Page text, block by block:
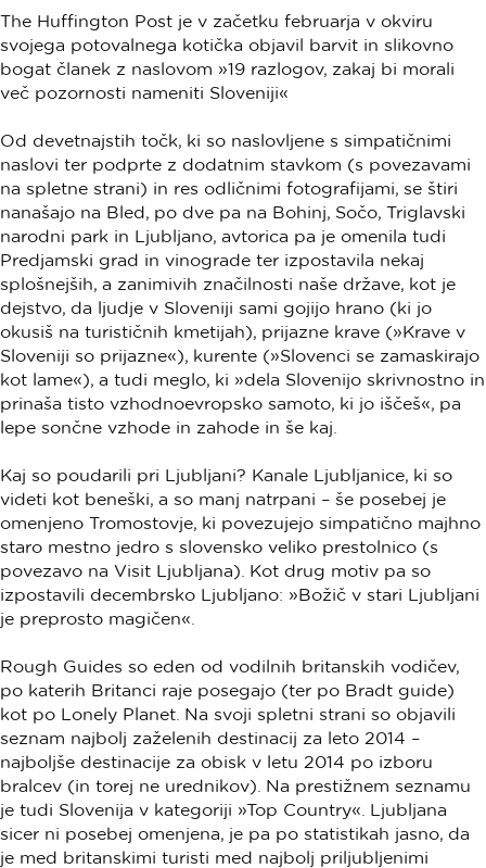
The Huffington Post je v začetku februarja v okviru
svojega potovalnega kotička objavil barvit in slikovno
bogat članek z naslovom »19 razlogov, zakaj bi morali
več pozornosti nameniti Sloveniji«
Od devetnajstih točk, ki so naslovljene s simpatičnimi
naslovi ter podprte z dodatnim stavkom (s povezavami
na spletne strani) in res odličnimi fotografijami, se štiri
nanašajo na Bled, po dve pa na Bohinj, Sočo, Triglavski
narodni park in Ljubljano, avtorica pa je omenila tudi
Predjamski grad in vinograde ter izpostavila nekaj
splošnejših, a zanimivih značilnosti naše države, kot je
dejstvo, da ljudje v Sloveniji sami gojijo hrano (ki jo
okusiš na turističnih kmetijah), prijazne krave (»Krave v
Sloveniji so prijazne«), kurente (»Slovenci se zamaskirajo
kot lame«), a tudi meglo, ki »dela Slovenijo skrivnostno in
prinaša tisto vzhodnoevropsko samoto, ki jo iščeš«, pa
lepe sončne vzhode in zahode in še kaj.
Kaj so poudarili pri Ljubljani? Kanale Ljubljanice, ki so
videti kot beneški, a so manj natrpani – še posebej je
omenjeno Tromostovje, ki povezujejo simpatično majhno
staro mestno jedro s slovensko veliko prestolnico (s
povezavo na Visit Ljubljana). Kot drug motiv pa so
izpostavili decembrsko Ljubljano: »Božič v stari Ljubljani
je preprosto magičen«.
Rough Guides so eden od vodilnih britanskih vodičev,
po katerih Britanci raje posegajo (ter po Bradt guide)
kot po Lonely Planet. Na svoji spletni strani so objavili
seznam najbolj zaželenih destinacij za leto 2014 –
najboljše destinacije za obisk v letu 2014 po izboru
bralcev (in torej ne urednikov). Na prestižnem seznamu
je tudi Slovenija v kategoriji »Top Country«. Ljubljana
sicer ni posebej omenjena, je pa po statistikah jasno, da
je med britanskimi turisti med najbolj priljubljenimi